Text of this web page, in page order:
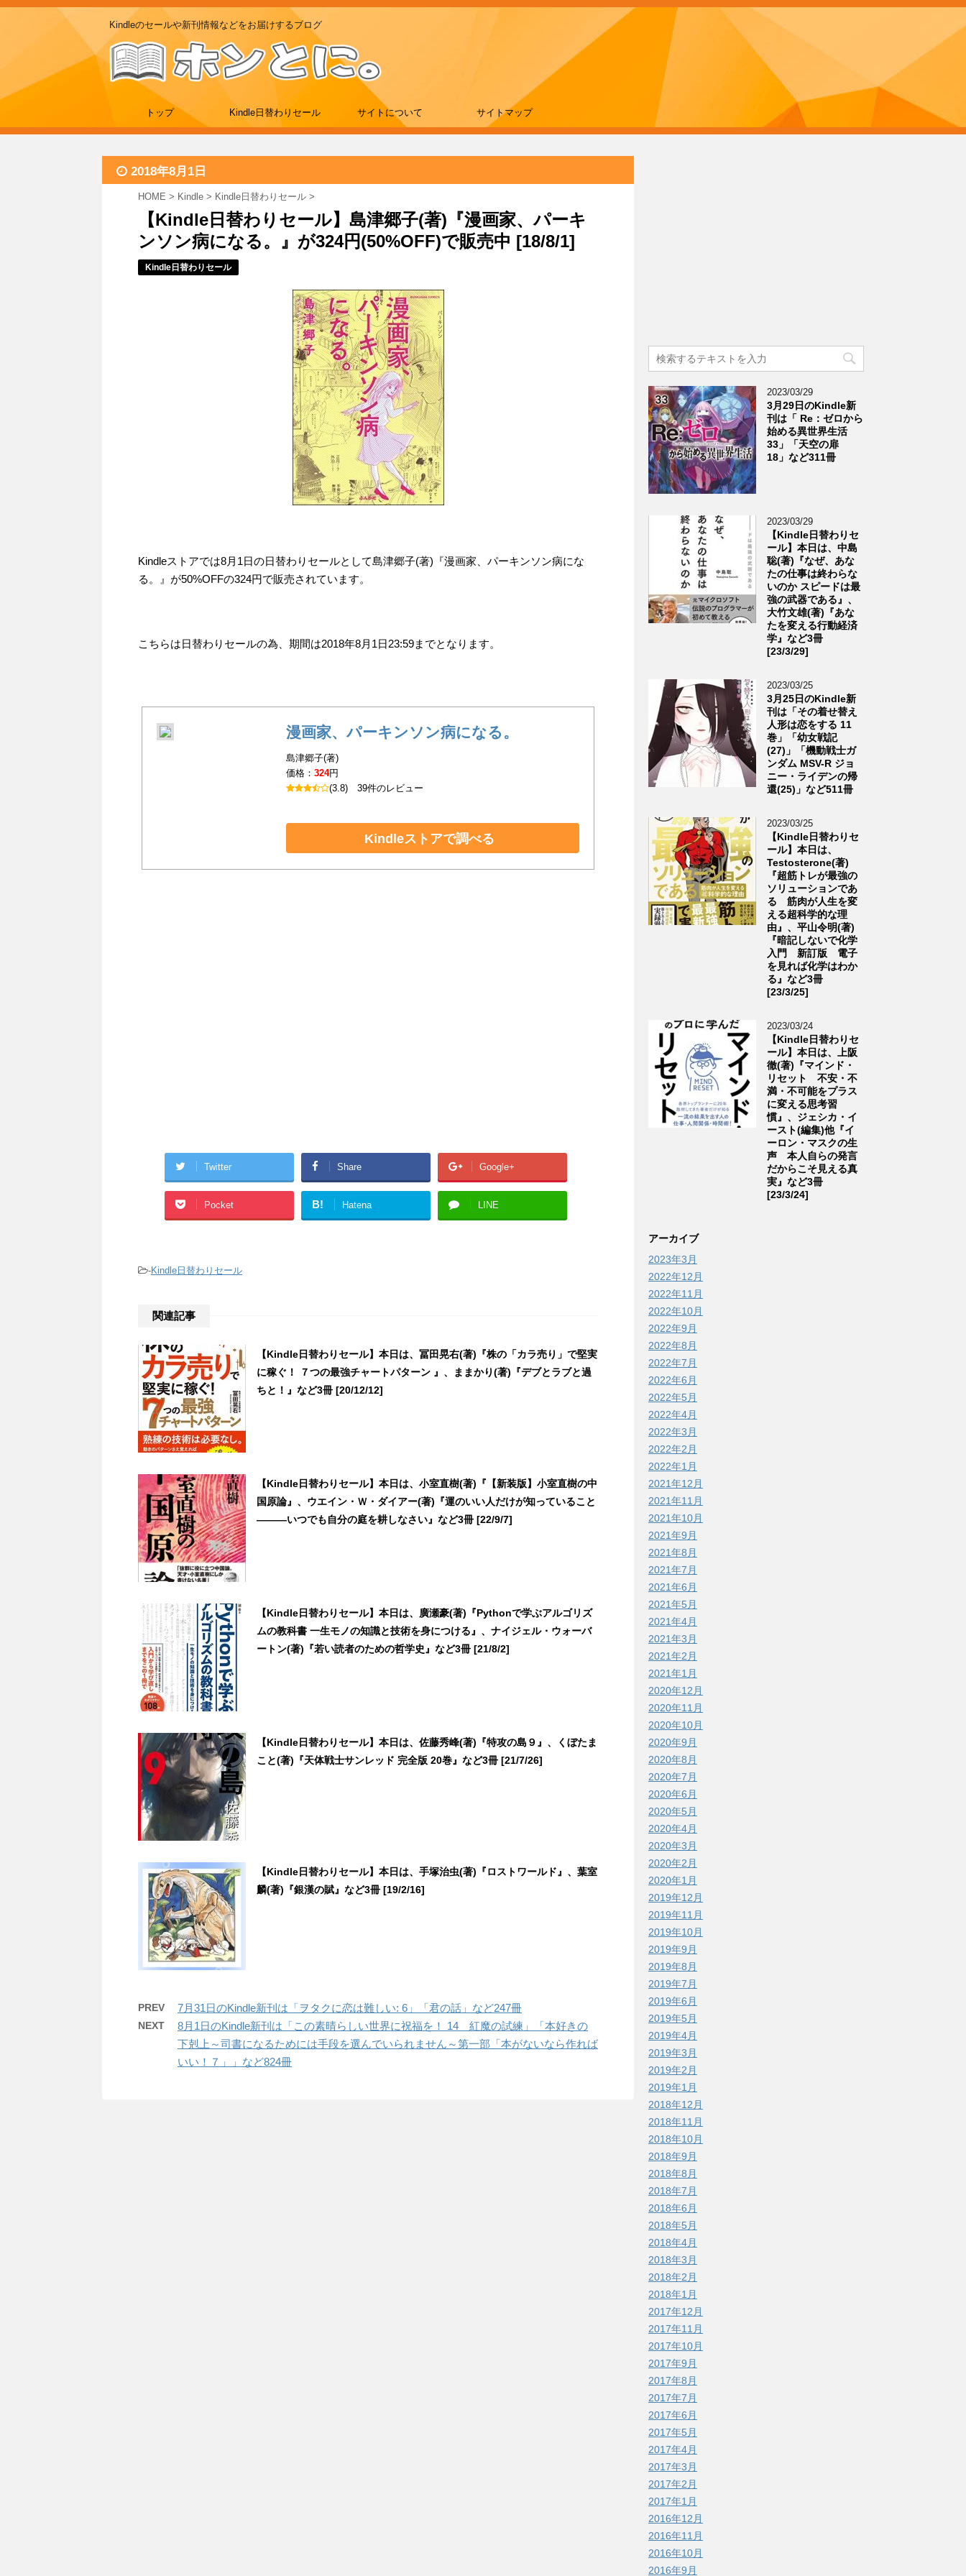
Kindleのセールや新刊情報などをお届けするブログ
トップ Kindle日替わりセール サイトについて サイトマップ
2018年8月1日
HOME > Kindle > Kindle日替わりセール >
【Kindle日替わりセール】島津郷子(著)『漫画家、パーキ
ンソン病になる。』が324円(50%OFF)で販売中 [18/8/1]
Kindle日替わりセール
Kindleストアでは8月1日の日替わりセールとして島津郷子(著)『漫画家、パーキンソン病にな
る。』が50%OFFの324円で販売されています。
こちらは日替わりセールの為、期間は2018年8月1日23:59までとなります。
漫画家、パーキンソン病になる。
島津郷子(著)
価格：324円
(3.8)39件のレビュー
Kindleストアで調べる
Twitter Share Google+
Pocket B! Hatena LINE
-Kindle日替わりセール
関連記事
【Kindle日替わりセール】本日は、冨田晃右(著)『株の「カラ売り」で堅実
に稼ぐ！ ７つの最強チャートパターン 』、ままかり(著)『デブとラブと過
ちと！』など3冊 [20/12/12]
【Kindle日替わりセール】本日は、小室直樹(著)『【新装版】小室直樹の中
国原論』、ウエイン・Ｗ・ダイアー(著)『運のいい人だけが知っていること
―――いつでも自分の庭を耕しなさい』など3冊 [22/9/7]
【Kindle日替わりセール】本日は、廣瀬豪(著)『Pythonで学ぶアルゴリズ
ムの教科書 一生モノの知識と技術を身につける』、ナイジェル・ウォーバ
ートン(著)『若い読者のための哲学史』など3冊 [21/8/2]
【Kindle日替わりセール】本日は、佐藤秀峰(著)『特攻の島９』、くぼたま
こと(著)『天体戦士サンレッド 完全版 20巻』など3冊 [21/7/26]
【Kindle日替わりセール】本日は、手塚治虫(著)『ロストワールド』、葉室
麟(著)『銀漢の賦』など3冊 [19/2/16]
PREV 7月31日のKindle新刊は「ヲタクに恋は難しい: 6」「君の話」など247冊
NEXT
8月1日のKindle新刊は「この素晴らしい世界に祝福を！ 14 紅魔の試練」「本好きの
下剋上～司書になるためには手段を選んでいられません～第一部「本がないなら作れば
いい！７」」など824冊
2023/03/29
3月29日のKindle新
刊は「 Re：ゼロから
始める異世界生活
33」「天空の扉
18」など311冊
2023/03/29
【Kindle日替わりセ
ール】本日は、中島
聡(著)『なぜ、あな
たの仕事は終わらな
いのか スピードは最
強の武器である』、
大竹文雄(著)『あな
たを変える行動経済
学』など3冊
[23/3/29]
2023/03/25
3月25日のKindle新
刊は「その着せ替え
人形は恋をする 11
巻」「幼女戦記
(27)」「機動戦士ガ
ンダム MSV-R ジョ
ニー・ライデンの帰
還(25)」など511冊
2023/03/25
【Kindle日替わりセ
ール】本日は、
Testosterone(著)
『超筋トレが最強の
ソリューションであ
る 筋肉が人生を変
える超科学的な理
由』、平山令明(著)
『暗記しないで化学
入門 新訂版 電子
を見れば化学はわか
る』など3冊
[23/3/25]
2023/03/24
【Kindle日替わりセ
ール】本日は、上阪
徹(著)『マインド・
リセット 不安・不
満・不可能をプラス
に変える思考習
慣』、ジェシカ・イ
ースト(編集)他『イ
ーロン・マスクの生
声 本人自らの発言
だからこそ見える真
実』など3冊
[23/3/24]
アーカイブ
2023年3月
2022年12月
2022年11月
2022年10月
2022年9月
2022年8月
2022年7月
2022年6月
2022年5月
2022年4月
2022年3月
2022年2月
2022年1月
2021年12月
2021年11月
2021年10月
2021年9月
2021年8月
2021年7月
2021年6月
2021年5月
2021年4月
2021年3月
2021年2月
2021年1月
2020年12月
2020年11月
2020年10月
2020年9月
2020年8月
2020年7月
2020年6月
2020年5月
2020年4月
2020年3月
2020年2月
2020年1月
2019年12月
2019年11月
2019年10月
2019年9月
2019年8月
2019年7月
2019年6月
2019年5月
2019年4月
2019年3月
2019年2月
2019年1月
2018年12月
2018年11月
2018年10月
2018年9月
2018年8月
2018年7月
2018年6月
2018年5月
2018年4月
2018年3月
2018年2月
2018年1月
2017年12月
2017年11月
2017年10月
2017年9月
2017年8月
2017年7月
2017年6月
2017年5月
2017年4月
2017年3月
2017年2月
2017年1月
2016年12月
2016年11月
2016年10月
2016年9月